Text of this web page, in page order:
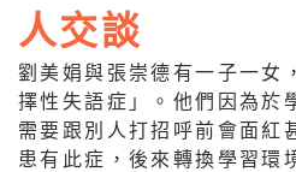
人交談
劉美娟與張崇德有一子一女
擇性失語症」。他們因為於
需要跟別人打招呼前會面紅
患有此症，後來轉換學習環